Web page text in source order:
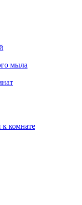
мыла
комнате